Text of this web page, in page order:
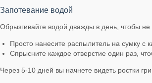
Запотевание водой
Обрызгивайте водой дважды в день, чтобы не
Просто нанесите распылитель на сумку с
Спрысните каждое отверстие один раз,
Через 5-10 дней вы начнете видеть ростки